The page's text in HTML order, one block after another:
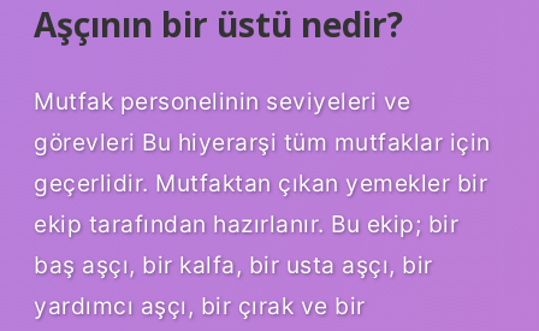
Aşçının bir üstü nedir?
Mutfak personelinin seviyeleri ve
görevleri Bu hiyerarşi tüm mutfaklar için
geçerlidir. Mutfaktan çıkan yemekler bir
ekip tarafından hazırlanır. Bu ekip; bir
baş aşçı, bir kalfa, bir usta aşçı, bir
yardımcı aşçı, bir çırak ve bir